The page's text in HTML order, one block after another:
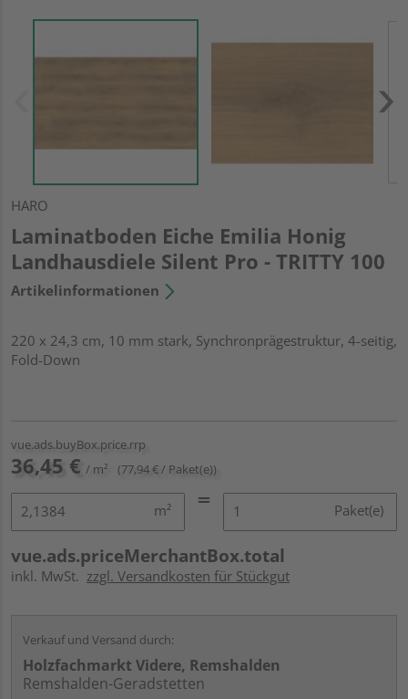
HARO
Laminatboden Eiche Emilia Honig
Landhausdiele Silent Pro - TRITTY 100
Artikelinformationen
220 x 24,3 cm, 10 mm stark, Synchronprägestruktur, 4-seitig,
Fold-Down
vue.ads.buyBox.price.rrp
36,45 € / m² (77,94 € / Paket(e))
m² Paket(e)
vue.ads.priceMerchantBox.total
inkl. MwSt. zzgl. Versandkosten für Stückgut
Verkauf und Versand durch:
Holzfachmarkt Videre, Remshalden
Remshalden-Geradstetten